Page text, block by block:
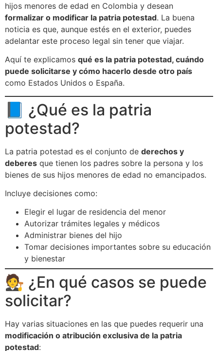
hijos menores de edad en Colombia y desean
formalizar o modificar la patria potestad. La buena
noticia es que, aunque estés en el exterior, puedes
adelantar este proceso legal sin tener que viajar.
Aquí te explicamos qué es la patria potestad, cuándo
puede solicitarse y cómo hacerlo desde otro país
como Estados Unidos o España.
📘 ¿Qué es la patria
potestad?
La patria potestad es el conjunto de derechos y
deberes que tienen los padres sobre la persona y los
bienes de sus hijos menores de edad no emancipados.
Incluye decisiones como:
Elegir el lugar de residencia del menor
Autorizar trámites legales y médicos
Administrar bienes del hijo
Tomar decisiones importantes sobre su educación
y bienestar
🧑‍⚖️ ¿En qué casos se puede
solicitar?
Hay varias situaciones en las que puedes requerir una
modificación o atribución exclusiva de la patria
potestad: